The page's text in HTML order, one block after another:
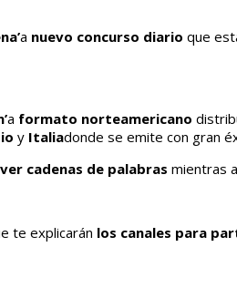
a nuevo concurso diario que
a formato norteamericano
y Italiadonde se emite con gran
cadenas de palabras mientras
te explicarán los canales para